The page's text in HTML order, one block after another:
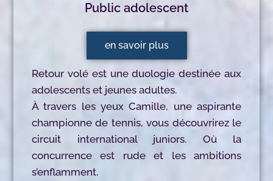
Public adolescent
en savoir plus
Retour volé est une duologie destinée aux
adolescents et jeunes adultes.
À travers les yeux Camille, une aspirante
championne de tennis, vous découvrirez le
circuit international juniors. Où la
concurrence est rude et les ambitions
s’enflamment.